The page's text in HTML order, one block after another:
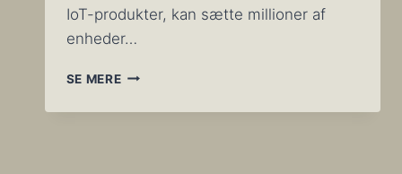
IoT-produkter, kan sætte millioner af
enheder…
SE MEREMILLIONER
VIDEOKAMERAER,